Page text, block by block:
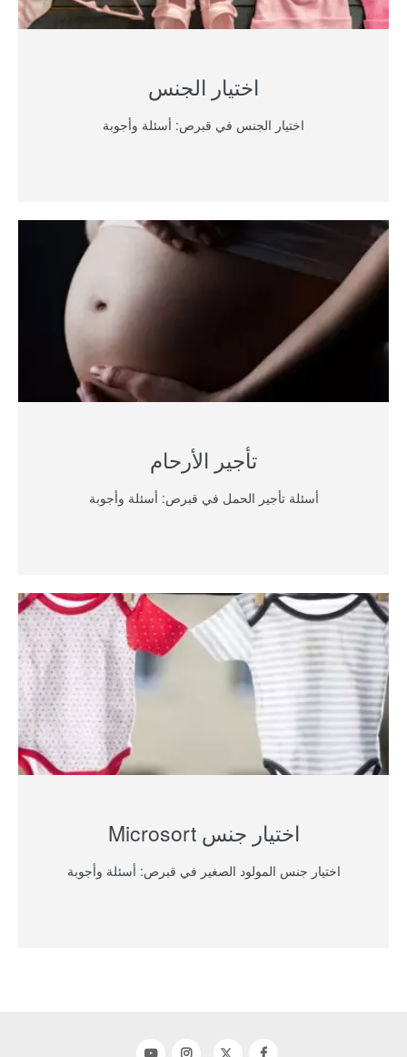
اختيار الجنس
اختيار الجنس في قبرص: أسئلة وأجوبة
تأجير الأرحام
أسئلة تأجير الحمل في قبرص: أسئلة وأجوبة
اختيار جنس Microsort
اختيار جنس المولود الصغير في قبرص: أسئلة وأجوبة